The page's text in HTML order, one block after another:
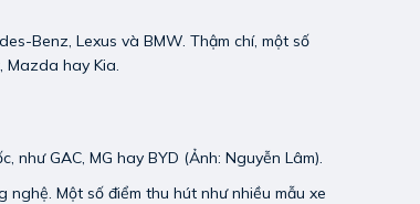
Benz, Lexus và BMW. Thậm chí, một số
hay Kia.
GAC, MG hay BYD (Ảnh: Nguyễn Lâm).
Một số điểm thu hút như nhiều mẫu xe